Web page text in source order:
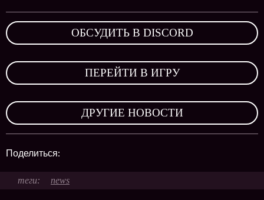
ОБСУДИТЬ В DISCORD
ПЕРЕЙТИ В ИГРУ
ДРУГИЕ НОВОСТИ
Поделиться:
news